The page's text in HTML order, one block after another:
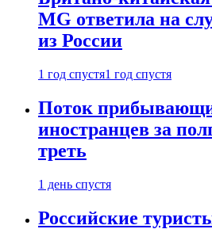
MG ответила на
из России
1 год спустя1 год спустя
Поток
иностранцев за
треть
1 день спустя
Российские